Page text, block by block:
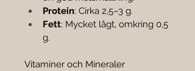
Protein: Cirka 2,5–3 g.
Fett: Mycket lågt, omkring 0,5
g.
Vitaminer och Mineraler